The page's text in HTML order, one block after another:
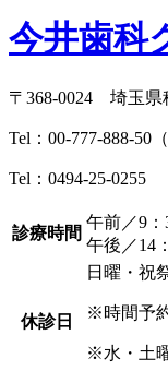
今井歯科
〒368-0024 埼玉県
Tel： 00-777-888-50
Tel： 0494-25-0255
診療時間
午前／9：
午後／14
休診日
日曜・祝
※時間予
※水・土